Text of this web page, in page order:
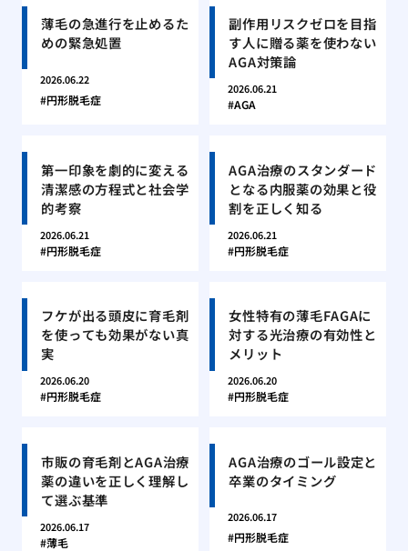
薄毛の急進行を止めるた
めの緊急処置
2026.06.22
円形脱毛症
副作用リスクゼロを目指
す人に贈る薬を使わない
AGA対策論
2026.06.21
AGA
第一印象を劇的に変える
清潔感の方程式と社会学
的考察
2026.06.21
円形脱毛症
AGA治療のスタンダード
となる内服薬の効果と役
割を正しく知る
2026.06.21
円形脱毛症
フケが出る頭皮に育毛剤
を使っても効果がない真
実
2026.06.20
円形脱毛症
女性特有の薄毛FAGAに
対する光治療の有効性と
メリット
2026.06.20
円形脱毛症
市販の育毛剤とAGA治療
薬の違いを正しく理解し
て選ぶ基準
2026.06.17
薄毛
AGA治療のゴール設定と
卒業のタイミング
2026.06.17
円形脱毛症